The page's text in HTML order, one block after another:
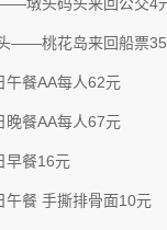
——桃花岛来回船票
午餐AA每人62元
晚餐AA每人67元
早餐16元
午餐 手撕排骨面10元